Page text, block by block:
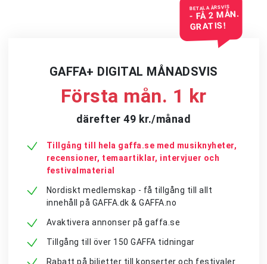
BETALA ÅRSVIS
- FÅ 2 MÅN.
GRATIS!
GAFFA+ DIGITAL MÅNADSVIS
Första mån. 1 kr
därefter 49 kr./månad
Tillgång till hela gaffa.se med musiknyheter,
recensioner, temaartiklar, intervjuer och
festivalmaterial
Nordiskt medlemskap - få tillgång till allt
innehåll på GAFFA.dk & GAFFA.no
Avaktivera annonser på gaffa.se
Tillgång till över 150 GAFFA tidningar
Rabatt på biljetter till konserter och festivaler